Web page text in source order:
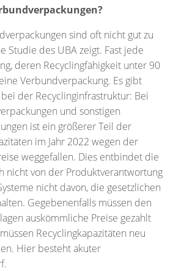
sind oft nicht gut zu
Studie des UBA zeigt. Fast jede
deren Recyclingfähigkeit unter 90
Verbundverpackung. Es gibt
der Recyclinginfrastruktur: Bei
und sonstigen
ist ein größerer Teil der
im Jahr 2022 wegen der
weggefallen. Dies entbindet die
nicht von der Produktverantwortung
nicht davon, die gesetzlichen
Gegebenenfalls müssen den
auskömmliche Preise gezahlt
Recyclingkapazitäten neu
Hier besteht akuter